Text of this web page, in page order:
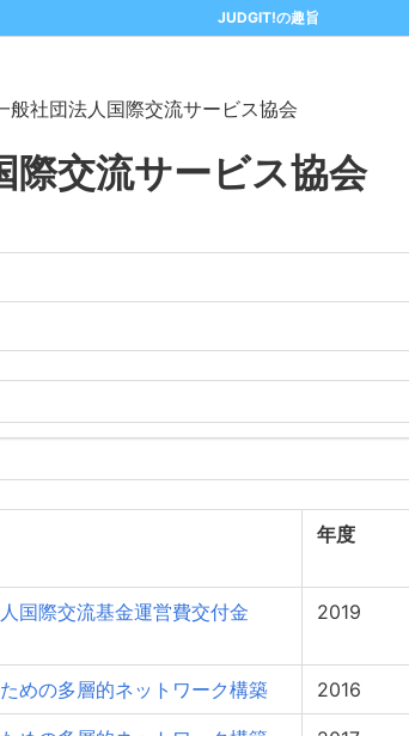
JUDGIT!の趣旨
般社団法人国際交流サービス協会
際交流サービス協会
年度
国際交流基金運営費交付金 2019
めの多層的ネットワーク構築 2016